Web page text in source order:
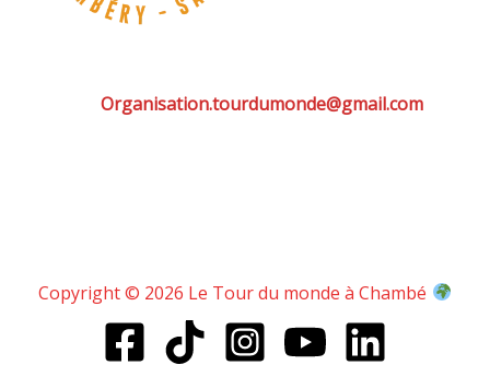
Organisation.tourdumonde@gmail.com
Copyright © 2026 Le Tour du monde à Chambé